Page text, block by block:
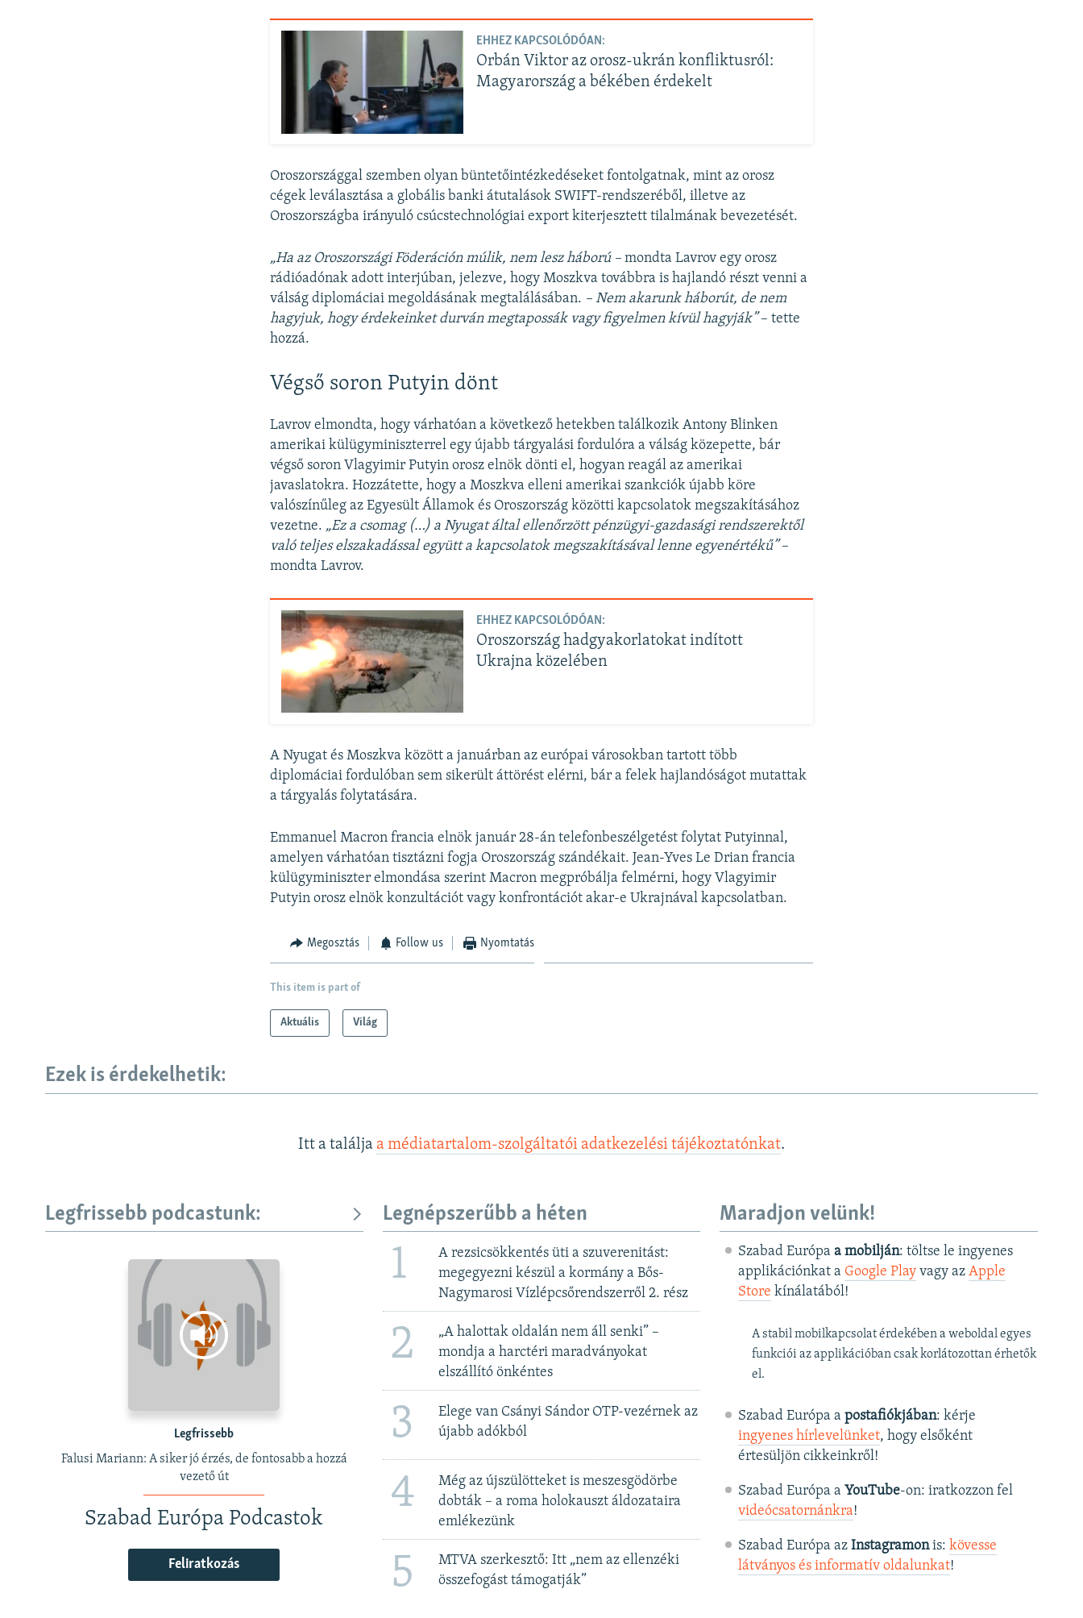
EHHEZ KAPCSOLÓDÓAN:
Orbán Viktor az orosz-ukrán konfliktusról:
Magyarország a békében érdekelt
Oroszországgal szemben olyan büntetőintézkedéseket fontolgatnak, mint az orosz
cégek leválasztása a globális banki átutalások SWIFT-rendszeréből, illetve az
Oroszországba irányuló csúcstechnológiai export kiterjesztett tilalmának bevezetését.
„Ha az Oroszországi Föderáción múlik, nem lesz háború –mondta Lavrov egy orosz
rádióadónak adott interjúban, jelezve, hogy Moszkva továbbra is hajlandó részt venni a
válság diplomáciai megoldásának megtalálásában. – Nem akarunk háborút, de nem
hagyjuk, hogy érdekeinket durván megtapossák vagy figyelmen kívül hagyják”– tette
hozzá.
Végső soron Putyin dönt
Lavrov elmondta, hogy várhatóan a következő hetekben találkozik Antony Blinken
amerikai külügyminiszterrel egy újabb tárgyalási fordulóra a válság közepette, bár
végső soron Vlagyimir Putyin orosz elnök dönti el, hogyan reagál az amerikai
javaslatokra. Hozzátette, hogy a Moszkva elleni amerikai szankciók újabb köre
valószínűleg az Egyesült Államok és Oroszország közötti kapcsolatok megszakításához
vezetne. „Ez a csomag (…) a Nyugat által ellenőrzött pénzügyi-gazdasági rendszerektől
való teljes elszakadással együtt a kapcsolatok megszakításával lenne egyenértékű”–
mondta Lavrov.
EHHEZ KAPCSOLÓDÓAN:
Oroszország hadgyakorlatokat indított
Ukrajna közelében
A Nyugat és Moszkva között a januárban az európai városokban tartott több
diplomáciai fordulóban sem sikerült áttörést elérni, bár a felek hajlandóságot mutattak
a tárgyalás folytatására.
Emmanuel Macron francia elnök január 28-án telefonbeszélgetést folytat Putyinnal,
amelyen várhatóan tisztázni fogja Oroszország szándékait. Jean-Yves Le Drian francia
külügyminiszter elmondása szerint Macron megpróbálja felmérni, hogy Vlagyimir
Putyin orosz elnök konzultációt vagy konfrontációt akar-e Ukrajnával kapcsolatban.
Megosztás Follow us Nyomtatás
This item is part of
Aktuális Világ
Ezek is érdekelhetik:
Itt a találja a médiatartalom-szolgáltatói adatkezelési tájékoztatónkat.
Legfrissebb podcastunk:
Legfrissebb
Falusi Mariann: A siker jó érzés, de fontosabb a hozzá
vezető út
Szabad Európa Podcastok
Feliratkozás
Legnépszerűbb a héten
1
A rezsicsökkentés üti a szuverenitást:
megegyezni készül a kormány a Bős-
Nagymarosi Vízlépcsőrendszerről 2. rész
2
„A halottak oldalán nem áll senki” –
mondja a harctéri maradványokat
elszállító önkéntes
3
Elege van Csányi Sándor OTP-vezérnek az
újabb adókból
4
Még az újszülötteket is meszesgödörbe
dobták – a roma holokauszt áldozataira
emlékezünk
5
MTVA szerkesztő: Itt „nem az ellenzéki
összefogást támogatják”
Maradjon velünk!
Szabad Európa a mobilján: töltse le ingyenes
applikációnkat a Google Playvagy az Apple
Store kínálatából!
A stabil mobilkapcsolat érdekében a weboldal egyes
funkciói az applikációban csak korlátozottan érhetők
el.
Szabad Európa a postafiókjában: kérje
ingyenes hírlevelünket, hogy elsőként
értesüljön cikkeinkről!
Szabad Európa a YouTube-on: iratkozzon fel
videócsatornánkra!
Szabad Európa az Instagramonis: kövesse
látványos és informatív oldalunkat! ​